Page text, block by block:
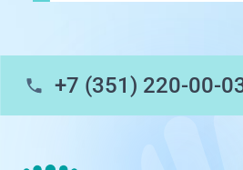
+7 (351) 220-00-